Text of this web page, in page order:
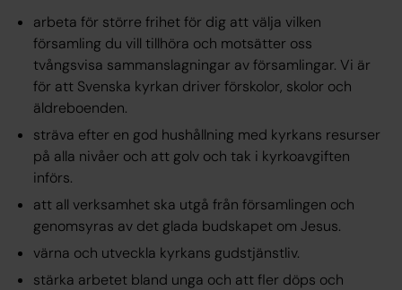
arbeta för större frihet för dig att välja vilken
församling du vill tillhöra och motsätter oss
tvångsvisa sammanslagningar av församlingar. Vi är
för att Svenska kyrkan driver förskolor, skolor och
äldreboenden.
sträva efter en god hushållning med kyrkans resurser
på alla nivåer och att golv och tak i kyrkoavgiften
införs.
att all verksamhet ska utgå från församlingen och
genomsyras av det glada budskapet om Jesus.
värna och utveckla kyrkans gudstjänstliv.
stärka arbetet bland unga och att fler döps och